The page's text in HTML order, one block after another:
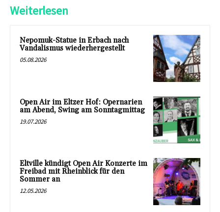
Weiterlesen
Nepomuk-Statue in Erbach nach
Vandalismus wiederhergestellt
05.08.2026
Open Air im Eltzer Hof: Opernarien
am Abend, Swing am Sonntagmittag
19.07.2026
Eltville kündigt Open Air Konzerte im
Freibad mit Rheinblick für den
Sommer an
12.05.2026